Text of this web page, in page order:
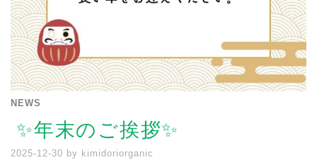
NEWS
✨年末のご挨拶✨
2025-12-30 by kimidoriorganic